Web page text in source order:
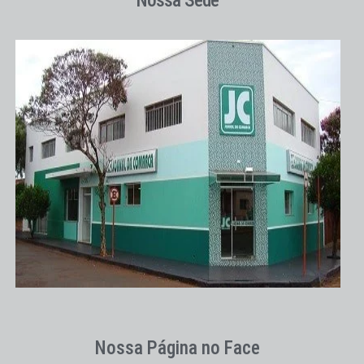
Nossa Página no Face